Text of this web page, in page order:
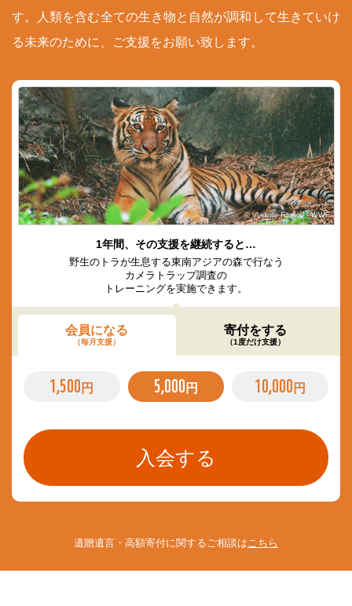
す。人類を含む全ての生き物と自然が調和して生きていけ
る未来のために、ご支援をお願い致します。
© Vladimir Filonov / WWF
1年間、その支援を継続すると…
野生のトラが生息する東南アジアの森で行なう
カメラトラップ調査の
トレーニングを実施できます。
会員になる
（毎月支援）
寄付をする
（1度だけ支援）
1,500 円 5,000 円 10,000 円
遺贈遺言・高額寄付に関するご相談は こちら